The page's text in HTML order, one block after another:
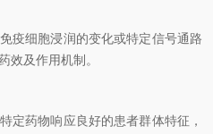
疫细胞浸润的变化或特定信号通路
效及作用机制。
定药物响应良好的患者群体特征，